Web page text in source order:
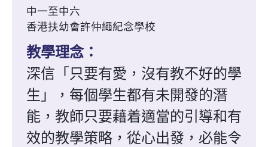
中一至中六
香港扶幼會許仲繩紀念學校
教學理念：
深信「只要有愛，沒有教不好的學
生」，每個學生都有未開發的潛
能，教師只要藉着適當的引導和有
效的教學策略，從心出發，必能令